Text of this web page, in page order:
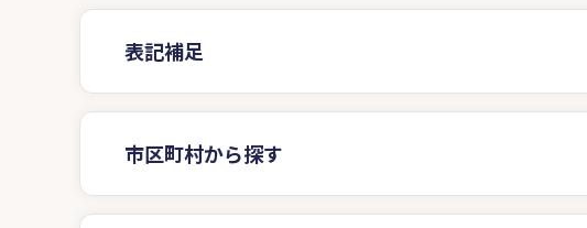
表記補足
市区町村から探す